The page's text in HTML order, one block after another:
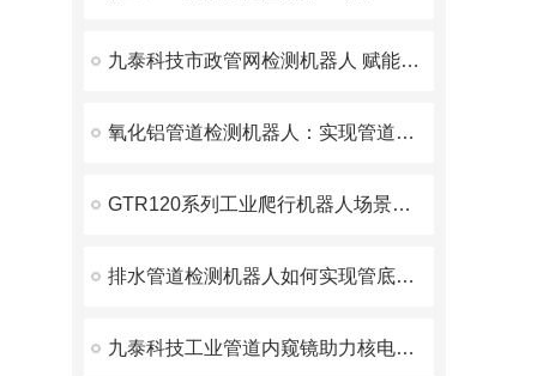
九泰科技市政管网检测机器人 赋能城市地下生命线智能运维
氧化铝管道检测机器人：实现管道内壁无损测厚与缺陷排查
GTR120系列工业爬行机器人场景应用
排水管道检测机器人如何实现管底沉积与裂缝量化分析？
九泰科技工业管道内窥镜助力核电安全检测